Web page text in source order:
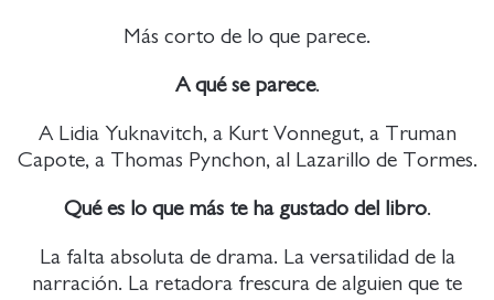
Más corto de lo que parece.
A qué se parece.
A Lidia Yuknavitch, a Kurt Vonnegut, a Truman
Capote, a Thomas Pynchon, al Lazarillo de Tormes.
Qué es lo que más te ha gustado del libro.
La falta absoluta de drama. La versatilidad de la
narración. La retadora frescura de alguien que te